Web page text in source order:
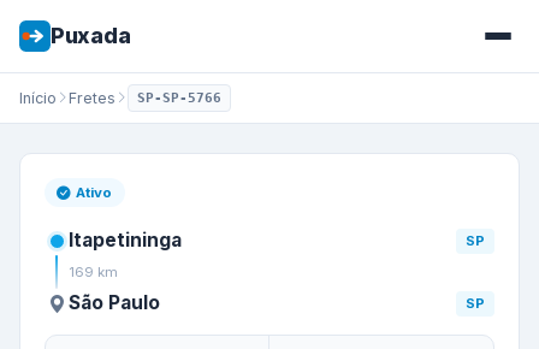
Puxada
Início Fretes SP-SP-5766
Frete de
Ativo
Itapetininga
SP
169 km
São Paulo SP